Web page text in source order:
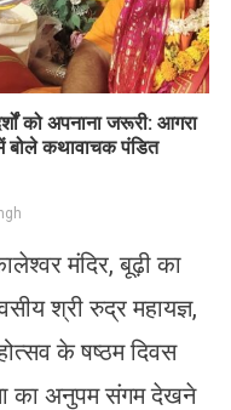
को अपनाना जरूरी: आगरा
बोले कथावाचक पंडित
मंदिर, बूढ़ी का
श्री रुद्र महायज्ञ,
के षष्ठम दिवस
का अनुपम संगम देखने